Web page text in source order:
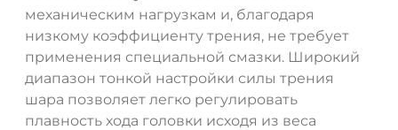
механическим нагрузкам и, благодаря
низкому коэффициенту трения, не требует
применения специальной смазки. Широкий
диапазон тонкой настройки силы трения
шара позволяет легко регулировать
плавность хода головки исходя из веса